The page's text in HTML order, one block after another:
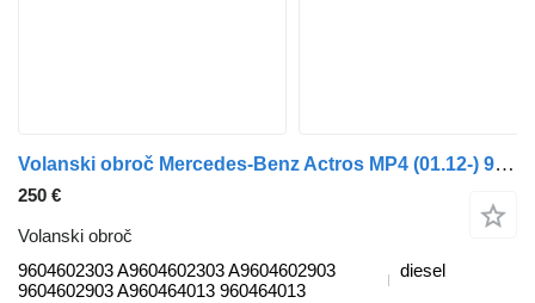
Volanski obroč Mercedes-Benz Actros MP4 (01.12-) 9604602303 za tovornjak Mercedes-Benz Actros MP4 Antos Arocs (2012-)
250 €
Volanski obroč
9604602303 A9604602303 A9604602903
9604602903 A960464013 960464013
diesel